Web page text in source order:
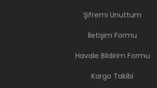
Şifremi Unuttum
İletişim Formu
Havale Bildirim Formu
Kargo Takibi